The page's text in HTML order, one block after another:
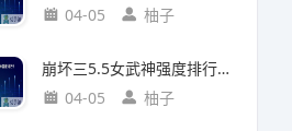
04-05
柚子
崩坏三5.5女武神强度排行?(崩坏三5.2女武神强度)
04-05
柚子